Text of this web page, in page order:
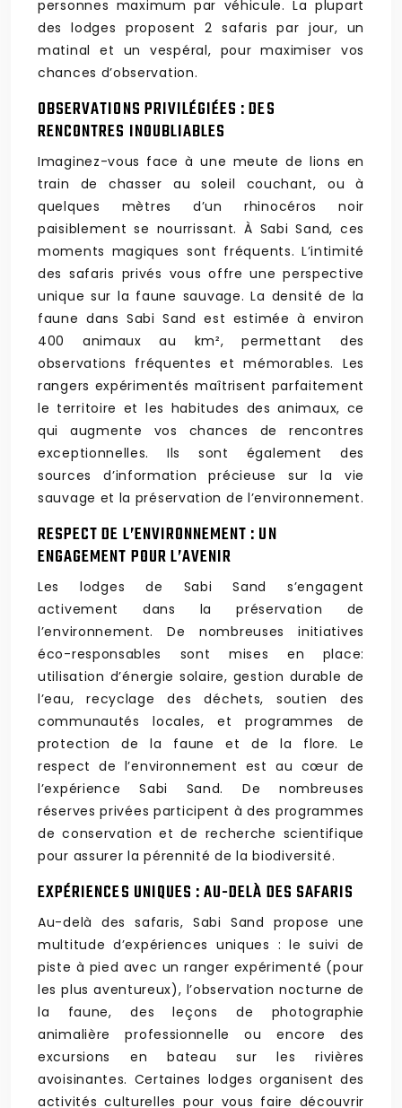
personnes maximum par véhicule. La plupart
des lodges proposent 2 safaris par jour, un
matinal et un vespéral, pour maximiser vos
chances d’observation.
OBSERVATIONS PRIVILÉGIÉES : DES
RENCONTRES INOUBLIABLES
Imaginez-vous face à une meute de lions en
train de chasser au soleil couchant, ou à
quelques mètres d’un rhinocéros noir
paisiblement se nourrissant. À Sabi Sand, ces
moments magiques sont fréquents. L’intimité
des safaris privés vous offre une perspective
unique sur la faune sauvage. La densité de la
faune dans Sabi Sand est estimée à environ
400 animaux au km², permettant des
observations fréquentes et mémorables. Les
rangers expérimentés maîtrisent parfaitement
le territoire et les habitudes des animaux, ce
qui augmente vos chances de rencontres
exceptionnelles. Ils sont également des
sources d’information précieuse sur la vie
sauvage et la préservation de l’environnement.
RESPECT DE L’ENVIRONNEMENT : UN
ENGAGEMENT POUR L’AVENIR
Les lodges de Sabi Sand s’engagent
activement dans la préservation de
l’environnement. De nombreuses initiatives
éco-responsables sont mises en place:
utilisation d’énergie solaire, gestion durable de
l’eau, recyclage des déchets, soutien des
communautés locales, et programmes de
protection de la faune et de la flore. Le
respect de l’environnement est au cœur de
l’expérience Sabi Sand. De nombreuses
réserves privées participent à des programmes
de conservation et de recherche scientifique
pour assurer la pérennité de la biodiversité.
EXPÉRIENCES UNIQUES : AU-DELÀ DES SAFARIS
Au-delà des safaris, Sabi Sand propose une
multitude d’expériences uniques : le suivi de
piste à pied avec un ranger expérimenté (pour
les plus aventureux), l’observation nocturne de
la faune, des leçons de photographie
animalière professionnelle ou encore des
excursions en bateau sur les rivières
avoisinantes. Certaines lodges organisent des
activités culturelles pour vous faire découvrir